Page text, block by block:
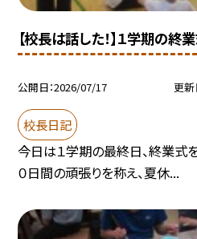
【校長は話した！】１学期の終
公開日 2026/07/17 更新
校長日記
今日は１学期の最終日、終業式
０日間の頑張りを称え、夏休...